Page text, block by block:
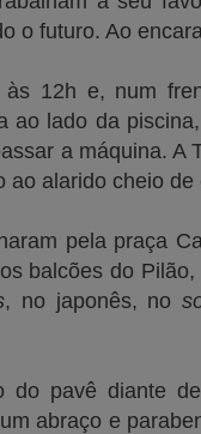
o futuro. Ao
às 12h e, num
ao lado da
a máquina. A
ao alarido cheio de
pela praça
balcões do
, no japonês, no
do pavê diante
abraço e